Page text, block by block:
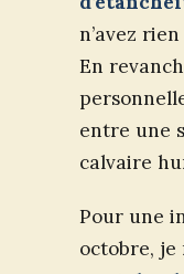
n’avez
En
entre une
calvaire
Pour une
octobre, je